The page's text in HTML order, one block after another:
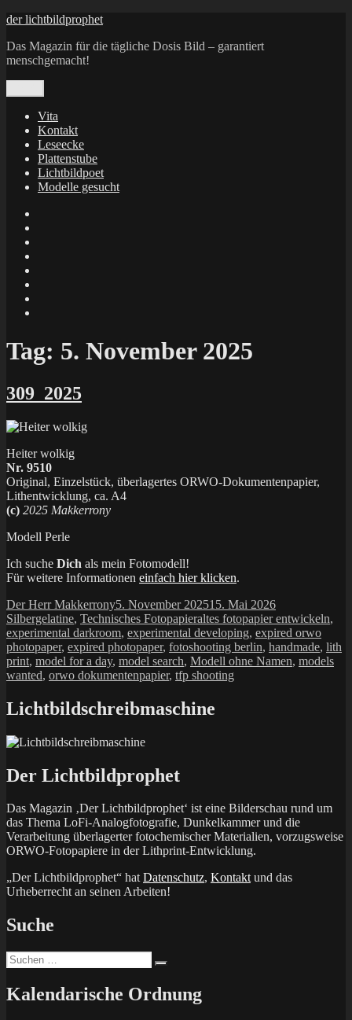
Zum
springen
der lichtbildprophet
Das Magazin für die tägliche Dosis Bild – garantiert
menschgemacht!
Vita
Kontakt
Leseecke
Plattenstube
Lichtbildpoet
Modelle gesucht
Tag: 5. November 2025
309_2025
Heiter wolkig
Nr. 9510
Original, Einzelstück, überlagertes ORWO-Dokumentenpapier,
Lithentwicklung, ca. A4
(c) 2025 Makkerrony
Modell Perle
Ich suche Dich als mein Fotomodell!
Für weitere Informationen einfach hier klicken.
Autor
Der Herr MakkerronyVeröffentlicht
am
5. November 202515. Mai 2026Kategorien
Silbergelatine, Technisches FotopapierSchlagwörter
altes fotopapier entwickeln,
experimental darkroom, experimental developing, expired orwo
photopaper, expired photopaper, fotoshooting berlin, handmade, lith
print, model for a day, model search, Modell ohne Namen, models
wanted, orwo dokumentenpapier, tfp shooting
Lichtbildschreibmaschine
Der Lichtbildprophet
Das Magazin ‚Der Lichtbildprophet‘ ist eine Bilderschau rund um
das Thema LoFi-Analogfotografie, Dunkelkammer und die
Verarbeitung überlagerter fotochemischer Materialien, vorzugsweise
ORWO-Fotopapiere in der Lithprint-Entwicklung.
„Der Lichtbildprophet“ hatDatenschutz, Kontaktund das
Urheberrecht an seinen Arbeiten!
Suche
Suchen
nach:
Kalendarische Ordnung